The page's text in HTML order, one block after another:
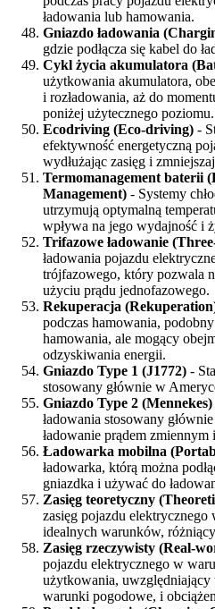
ładowania lub hamowania.
Gniazdo ładowania
gdzie podłącza się kabel do
Cykl życia akumulatora
użytkowania akumulatora,
i rozładowania, aż do
poniżej użytecznego poziomu.
Ecodriving (Eco-driving) -
efektywność energetyczną
wydłużając zasięg i
Termomanagement baterii
Management) - Systemy
utrzymują optymalną
wpływa na jego wydajność i
Trifazowe ładowanie
ładowania pojazdu
trójfazowego, który pozwala
użyciu prądu jednofazowego.
Rekuperacja
podczas hamowania,
hamowania, ale mogący
odzyskiwania energii.
Gniazdo Type 1 (J1772) -
stosowany głównie w
Gniazdo Type 2 (Mennekes)
ładowania stosowany
ładowanie prądem zmiennym
Ładowarka mobilna
ładowarka, którą można
gniazdka i używać do
Zasięg teoretyczny
zasięg pojazdu
idealnych warunków,
Zasięg rzeczywisty (Real-
pojazdu elektrycznego w
użytkowania,
warunki pogodowe, i